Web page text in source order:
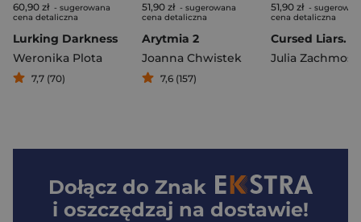
60,90 zł - sugerowana
cena detaliczna
Lurking Darkness
Weronika Plota
7,7 (70)
51,90 zł - sugerowana
cena detaliczna
Arytmia 2
Joanna Chwistek
7,6 (157)
51,90 zł -
cena detaliczna
Julia Zachmost
Dołącz do Znak
i oszczędzaj na dostawie!